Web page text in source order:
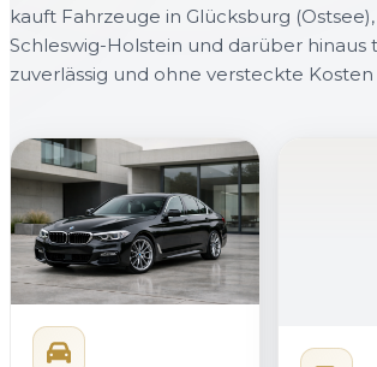
kauft Fahrzeuge in Glücksburg
Schleswig-Holstein und darüber hinaus
zuverlässig und ohne versteckte Kosten